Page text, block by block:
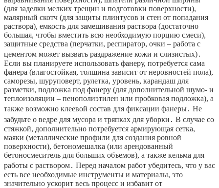
(для заделки мелких трещин и подготовки поверхности),
малярный скотч (для защиты плинтусов и стен от попадания
раствора), емкость для замешивания раствора (достаточно
большая, чтобы вместить всю необходимую порцию смеси),
защитные средства (перчатки, респиратор, очки – работа с
цементом может вызвать раздражение кожи и слизистых)․
Если вы планируете использовать фанеру, потребуется сама
фанера (влагостойкая, толщина зависит от неровностей пола),
саморезы, шуруповерт, рулетка, уровень, карандаш для
разметки, подложка под фанеру (для дополнительной шумо- и
теплоизоляции – пенополиэтилен или пробковая подложка), а
также возможно клеевой состав для фиксации фанеры․ Не
забудьте о ведре для мусора и тряпках для уборки․ В случае со
стяжкой, дополнительно потребуется армирующая сетка,
маяки (металлические профили для создания ровной
поверхности), бетономешалка (или арендованный
бетоносмеситель для больших объемов), а также кельма для
работы с раствором․ Перед началом работ убедитесь, что у вас
есть все необходимые инструменты и материалы, это
значительно ускорит весь процесс и избавит от